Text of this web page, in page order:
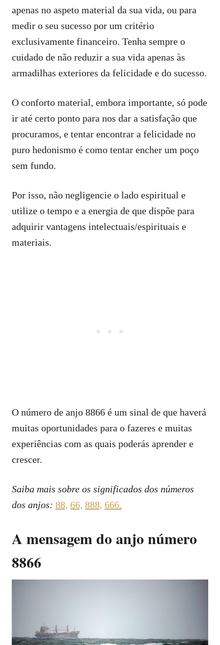
apenas no aspeto material da sua vida, ou para
medir o seu sucesso por um critério
exclusivamente financeiro. Tenha sempre o
cuidado de não reduzir a sua vida apenas às
armadilhas exteriores da felicidade e do sucesso.
O conforto material, embora importante, só pode
ir até certo ponto para nos dar a satisfação que
procuramos, e tentar encontrar a felicidade no
puro hedonismo é como tentar encher um poço
sem fundo.
Por isso, não negligencie o lado espiritual e
utilize o tempo e a energia de que dispõe para
adquirir vantagens intelectuais/espirituais e
materiais.
O número de anjo 8866 é um sinal de que haverá
muitas oportunidades para o fazeres e muitas
experiências com as quais poderás aprender e
crescer.
Saiba mais sobre os significados dos números
dos anjos: 88, 66, 888, 666.
A mensagem do anjo número
8866